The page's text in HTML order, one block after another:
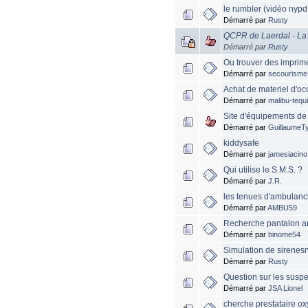
le rumbler (vidéo
Démarré par Rusty
QCPR de Laerdal -
Démarré parRusty
Ou trouver des
Démarré par
Achat de materiel
Démarré parmalibu-
Site d'équipements
Démarré par
kiddysafe
Démarré parjamesiacino
Qui utilise le S.M.S. ?
Démarré parJ.R.
les tenues
Démarré parAMBU59
Recherche pantalon
Démarré parbinome54
Simulation de
Démarré par Rusty
Question sur les
Démarré parJSA Lionel
cherche prestataire